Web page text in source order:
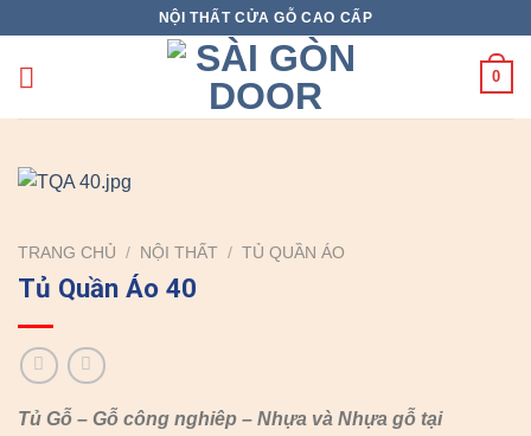
content
NỘI THẤT CỬA GỖ CAO CẤP
0
TRANG CHỦ / NỘI THẤT / TỦ QUẦN ÁO
Tủ Quần Áo 40
Tủ Gỗ – Gỗ công nghiêp – Nhựa và Nhựa gỗ tại